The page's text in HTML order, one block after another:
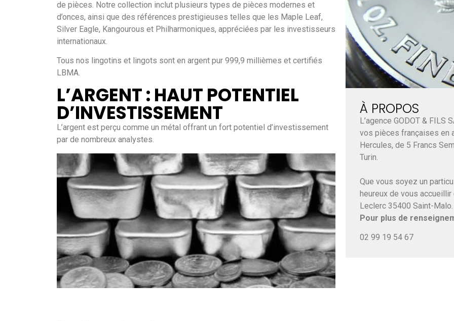
de pièces. Notre collection inclut plusieurs types de pièces modernes et
d’onces, ainsi que des références prestigieuses telles que les Maple Leaf,
Silver Eagle, Kangourous et Philharmoniques, appréciées par les investisseurs
internationaux.
Tous nos lingotins et lingots sont en argent pur 999,9 millièmes et certifiés
LBMA.
L’ARGENT : HAUT POTENTIEL
D’INVESTISSEMENT
L’argent est perçu comme un métal offrant un fort potentiel d’investissement
par de nombreux analystes.
À PROPOS
L’agence GODOT & FILS
vos pièces françaises en
Hercules, de 5 Francs
Turin.
Que vous soyez un
heureux de vous accueillir
Leclerc 35400 Saint-Malo.
Pour plus de
02 99 19 54 67